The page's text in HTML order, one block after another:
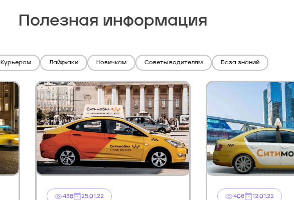
Полезная информация
Курьерам Лайфхаки Новичкам Советы водителям База знаний
438 25.01.22 406 12.01.22